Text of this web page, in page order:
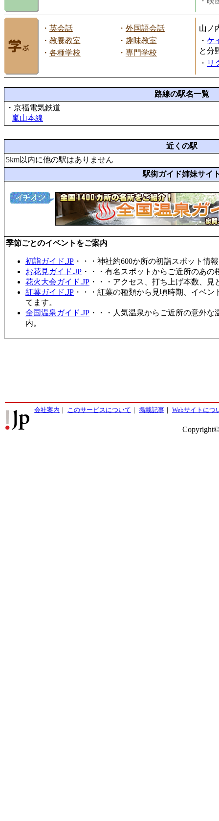
・ 英会話 ・ 外国語会話
・ 教養教室 ・ 趣味教室
・ 各種学校 ・ 専門学校
山ノ
・ ケ
と分
・ リ
路線の駅名一覧
・京福電気鉄道
嵐山本線
近くの駅
5km以内に他の駅はありません
駅街ガイド姉妹サイ
季節ごとのイベントをご案内
初詣ガイド.JP ・・・神社約600か所の初詣スポット情
お花見ガイド.JP ・・・有名スポットからご近所のあ
花火大会ガイド.JP ・・・アクセス、打ち上げ本数、
紅葉ガイド.JP ・・・紅葉の種類から見頃時期、イベ
てます。
全国温泉ガイド.JP ・・・人気温泉からご近所の意外
内。
会社案内 ｜ このサービスについて ｜ 掲載記事 ｜ Webサイトにつ